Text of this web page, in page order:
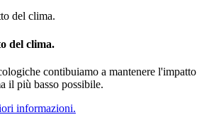
del clima.
contibuiamo a mantenere l'impatto
il più basso possibile.
informazioni.